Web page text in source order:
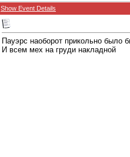
Show Event Details
Пауэрс наоборот прикольно было
И всем мех на груди накладной